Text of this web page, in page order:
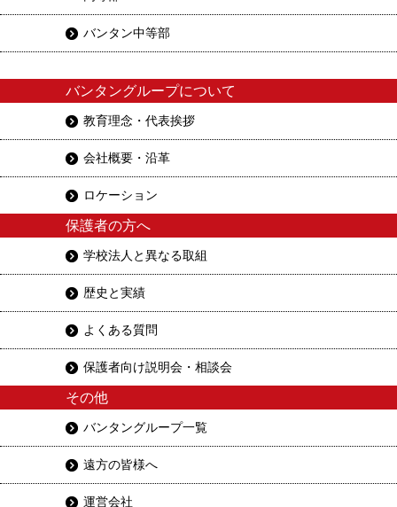
バンタン中等部
バンタングループについて
教育理念・代表挨拶
会社概要・沿革
ロケーション
保護者の方へ
学校法人と異なる取組
歴史と実績
よくある質問
保護者向け説明会・相談会
その他
バンタングループ一覧
遠方の皆様へ
運営会社